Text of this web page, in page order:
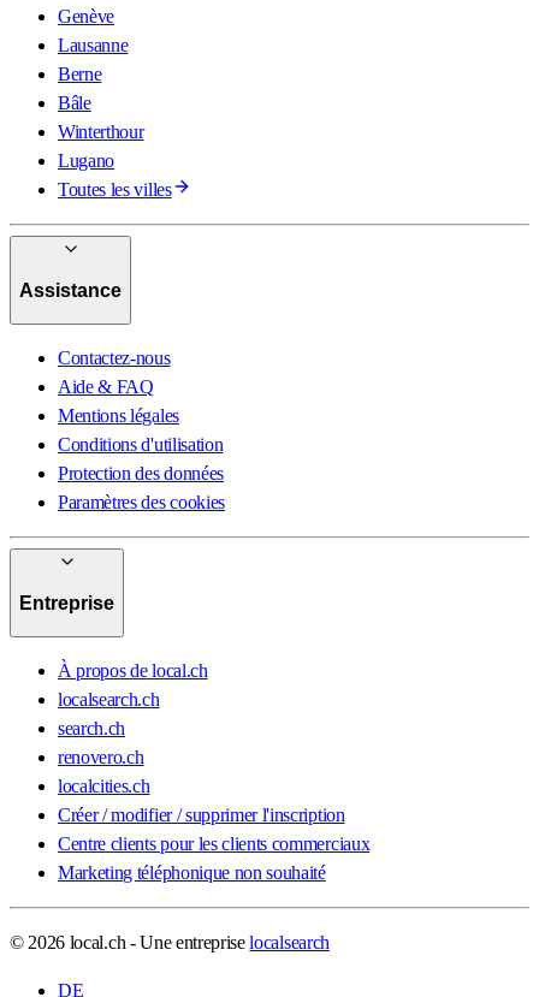
Genève
Lausanne
Berne
Bâle
Winterthour
Lugano
Toutes les villes
Assistance
Contactez-nous
Aide & FAQ
Mentions légales
Conditions d'utilisation
Protection des données
Paramètres des cookies
Entreprise
À propos de local.ch
localsearch.ch
search.ch
renovero.ch
localcities.ch
Créer / modifier / supprimer l'inscription
Centre clients pour les clients commerciaux
Marketing téléphonique non souhaité
© 2026 local.ch - Une entrepriselocalsearch
DE